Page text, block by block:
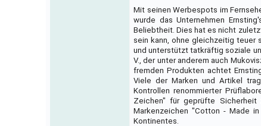
Mit seinen Werbespots im
wurde das Unternehmen
Beliebtheit. Dies hat es nicht
sein kann, ohne gleichzeitig teuer
und unterstützt tatkräftig soziale
V., der unter anderem auch
fremden Produkten achtet
Viele der Marken und Artikel
Kontrollen renommierter
Zeichen" für geprüfte
Markenzeichen "Cotton - Made
Kontinentes.